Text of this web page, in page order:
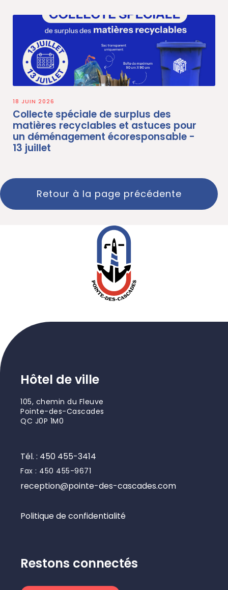
18 JUIN 2026
Collecte spéciale de surplus des
matières recyclables et astuces pour
un déménagement écoresponsable -
13 juillet
Retour à la page précédente
Hôtel de ville
105, chemin du Fleuve
Pointe-des-Cascades
QC J0P 1M0
Tél. : 450 455-3414
Fax : 450 455-9671
reception@pointe-des-cascades.com
Politique de confidentialité
Restons connectés